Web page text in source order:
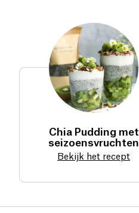
Chia Pudding met
seizoensvruchten
Bekijk het recept